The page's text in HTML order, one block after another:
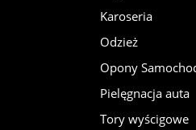
Karoseria
Odzież
Opony
Pielęgnacja auta
Tory wyścigowe